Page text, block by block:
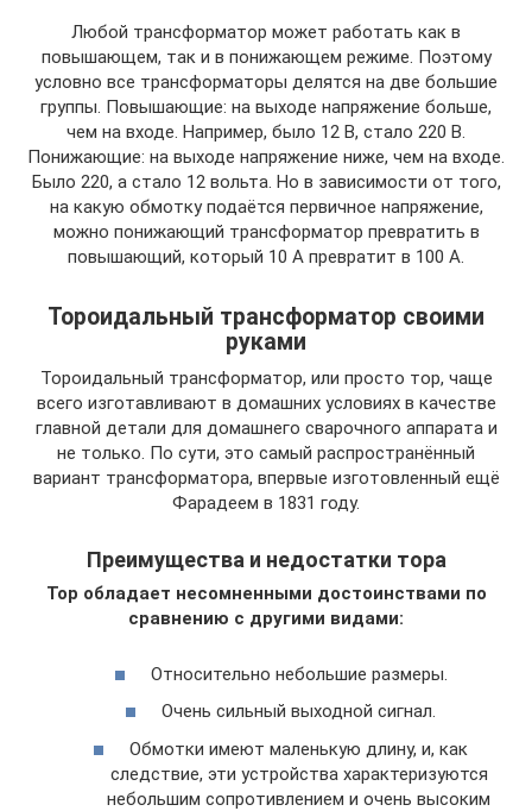
Любой трансформатор может работать как в
повышающем, так и в понижающем режиме. Поэтому
условно все трансформаторы делятся на две большие
группы. Повышающие: на выходе напряжение больше,
чем на входе. Например, было 12 В, стало 220 В.
Понижающие: на выходе напряжение ниже, чем на входе.
Было 220, а стало 12 вольта. Но в зависимости от того,
на какую обмотку подаётся первичное напряжение,
можно понижающий трансформатор превратить в
повышающий, который 10 А превратит в 100 А.
Тороидальный трансформатор своими
руками
Тороидальный трансформатор, или просто тор, чаще
всего изготавливают в домашних условиях в качестве
главной детали для домашнего сварочного аппарата и
не только. По сути, это самый распространённый
вариант трансформатора, впервые изготовленный ещё
Фарадеем в 1831 году.
Преимущества и недостатки тора
Тор обладает несомненными достоинствами по
сравнению с другими видами:
Относительно небольшие размеры.
Очень сильный выходной сигнал.
Обмотки имеют маленькую длину, и, как
следствие, эти устройства характеризуются
небольшим сопротивлением и очень высоким